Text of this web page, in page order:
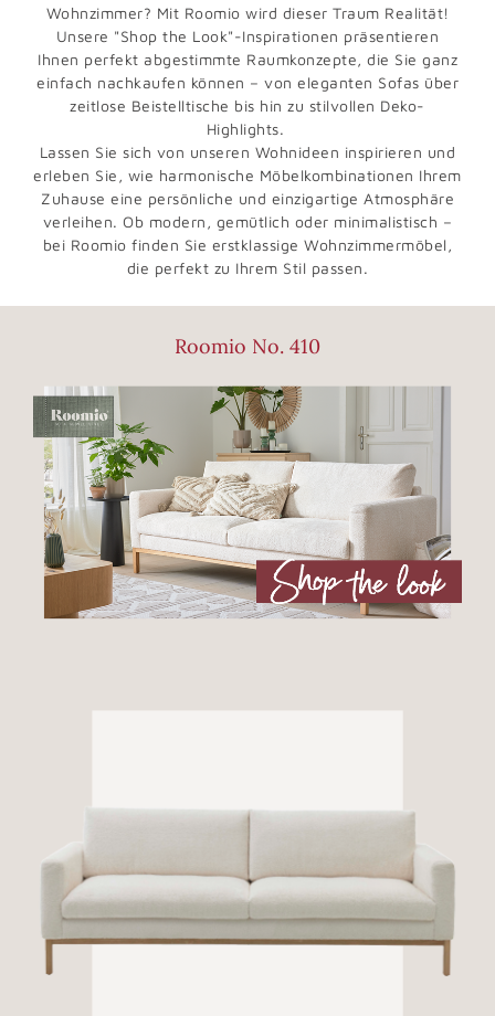
Wohnzimmer? Mit Roomio wird dieser Traum Realität!
Unsere "Shop the Look"-Inspirationen präsentieren
Ihnen perfekt abgestimmte Raumkonzepte, die Sie ganz
einfach nachkaufen können – von eleganten Sofas über
zeitlose Beistelltische bis hin zu stilvollen Deko-
Highlights.
Lassen Sie sich von unseren Wohnideen inspirieren und
erleben Sie, wie harmonische Möbelkombinationen Ihrem
Zuhause eine persönliche und einzigartige Atmosphäre
verleihen. Ob modern, gemütlich oder minimalistisch –
bei Roomio finden Sie erstklassige Wohnzimmermöbel,
die perfekt zu Ihrem Stil passen.
Roomio No. 410